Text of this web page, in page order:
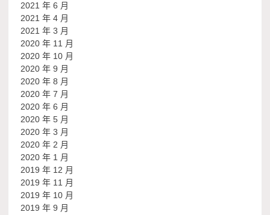
2021 年 6 月
2021 年 4 月
2021 年 3 月
2020 年 11 月
2020 年 10 月
2020 年 9 月
2020 年 8 月
2020 年 7 月
2020 年 6 月
2020 年 5 月
2020 年 3 月
2020 年 2 月
2020 年 1 月
2019 年 12 月
2019 年 11 月
2019 年 10 月
2019 年 9 月